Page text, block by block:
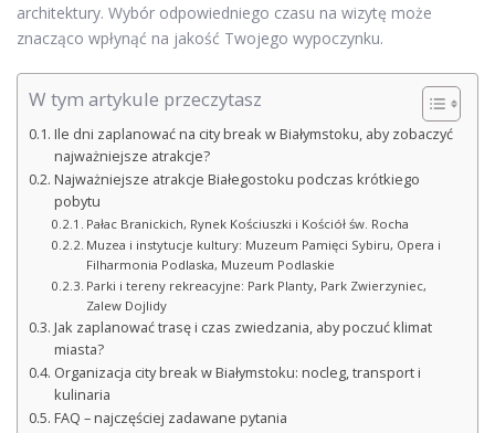
architektury. Wybór odpowiedniego czasu na wizytę może
znacząco wpłynąć na jakość Twojego wypoczynku.
W tym artykule przeczytasz
Ile dni zaplanować na city break w Białymstoku, aby zobaczyć
najważniejsze atrakcje?
Najważniejsze atrakcje Białegostoku podczas krótkiego
pobytu
Pałac Branickich, Rynek Kościuszki i Kościół św. Rocha
Muzea i instytucje kultury: Muzeum Pamięci Sybiru, Opera i
Filharmonia Podlaska, Muzeum Podlaskie
Parki i tereny rekreacyjne: Park Planty, Park Zwierzyniec,
Zalew Dojlidy
Jak zaplanować trasę i czas zwiedzania, aby poczuć klimat
miasta?
Organizacja city break w Białymstoku: nocleg, transport i
kulinaria
FAQ – najczęściej zadawane pytania